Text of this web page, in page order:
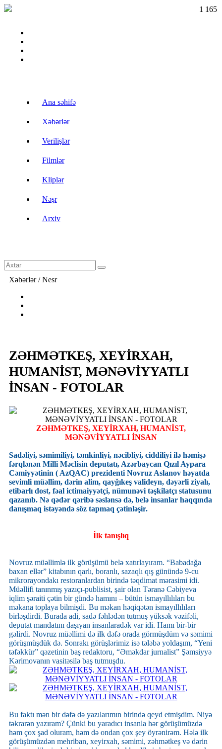
Ana səhifə
Xəbərlər
Verilişlər
Filmlər
Kliplər
Nəşr
Arxiv
Xəbərlər / Nesr
ZƏHMƏTKEŞ, XEYİRXAH,
HUMANİST, MƏNƏVİYYATLI
İNSAN - FOTOLAR
ZƏHMƏTKEŞ, XEYİRXAH, HUMANİST,
MƏNƏVİYYATLI İNSAN
Sadəliyi, səmimiliyi, təmkinliyi, nəcibliyi, ciddiliyi ilə həmişə
fərqlənən Milli Məclisin deputatı, Azərbaycan Qızıl Aypara
Cəmiyyətinin ( AzQAC) prezidenti Novruz Aslanov həyatda
sevimli müəllim, dərin alim, qayğıkeş valideyn, dəyərli ziyalı,
etibarlı dost, fəal ictimaiyyətçi, nümunəvi təşkilatçı statusunu
qazanıb. Nə qədər qəribə səslənsə də, belə insanlar haqqında
danışmaq istəyəndə söz tapmaq çətinləşir.
İlk tanışlıq
Novruz müəllimlə ilk görüşümü belə xatırlayıram. “Babadağa
baxan ellər” kitabının qarlı, boranlı, sazaqlı qış günündə 9-cu
mikrorayondakı restoranlardan birində təqdimat mərasimi idi.
Müəllifi tanınmış yazıçı-publisist, şair olan Təranə Cəbiyeva
iqlim şəraiti çətin bir gündə hamını – bütün ismayıllılıları bu
məkana toplaya bilmişdi. Bu məkan həqiqətən ismayıllılıları
birləşdirdi. Burada adi, sadə fəhlədən tutmuş yüksək vəzifəli,
deputat mandatını daşıyan insanlaradək var idi. Hamı bir-bir
gəlirdi. Novruz müəllimi də ilk dəfə orada görmüşdüm və səmimi
görüşmüşdük də. Sonrakı görüşlərimiz isə tələbə yoldaşım, “Yeni
təfəkkür” qəzetinin baş redaktoru, “Əməkdar jurnalist” Şəmsiyyə
Kərimovanın vasitəsilə baş tutmuşdu.
Bu faktı mən bir dəfə də yazılarımın birində qeyd etmişdim. Niyə
təkrarən yazıram? Çünki bu yaradıcı insanla hər görüşümüzdə
həm çox şad oluram, həm də ondan çox şey öyrənirəm. Hələ ilk
görüşümüzdən mehriban, xeyirxah, səmimi, zəhmətkeş və dərin
1 165